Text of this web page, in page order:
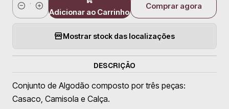
QuantidadeAdicionar ao Carrinho
Comprar agora
Mostrar stock das localizações
DESCRIÇÃO
Conjunto de Algodão composto por três peças:
Casaco, Camisola e Calça.